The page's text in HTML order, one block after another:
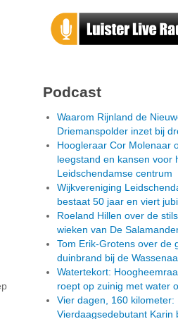
Podcast
Waarom Rijnland de
Driemanspolder inzet bij
Hoogleraar Cor Molenaar
leegstand en kansen voor
Leidschendamse centrum
Wijkvereniging
bestaat 50 jaar en viert
Roeland Hillen over de
wieken van De
Tom Erik-Grotens over de
duinbrand bij de
Watertekort:
roept op zuinig met water
Vier dagen, 160 kilometer:
Vierdaagsedebutant Karin